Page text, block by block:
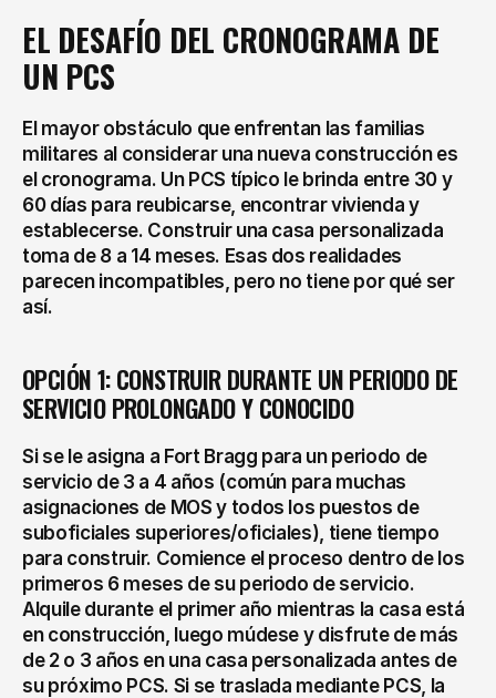
EL DESAFÍO DEL CRONOGRAMA DE
UN PCS
El mayor obstáculo que enfrentan las familias
militares al considerar una nueva construcción es
el cronograma. Un PCS típico le brinda entre 30 y
60 días para reubicarse, encontrar vivienda y
establecerse. Construir una casa personalizada
toma de 8 a 14 meses. Esas dos realidades
parecen incompatibles, pero no tiene por qué ser
así.
OPCIÓN 1: CONSTRUIR DURANTE UN PERIODO DE
SERVICIO PROLONGADO Y CONOCIDO
Si se le asigna a Fort Bragg para un periodo de
servicio de 3 a 4 años (común para muchas
asignaciones de MOS y todos los puestos de
suboficiales superiores/oficiales), tiene tiempo
para construir. Comience el proceso dentro de los
primeros 6 meses de su periodo de servicio.
Alquile durante el primer año mientras la casa está
en construcción, luego múdese y disfrute de más
de 2 o 3 años en una casa personalizada antes de
su próximo PCS. Si se traslada mediante PCS, la